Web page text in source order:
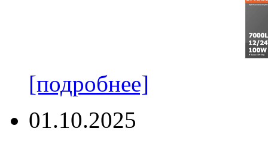
[подробнее]
01.10.2025